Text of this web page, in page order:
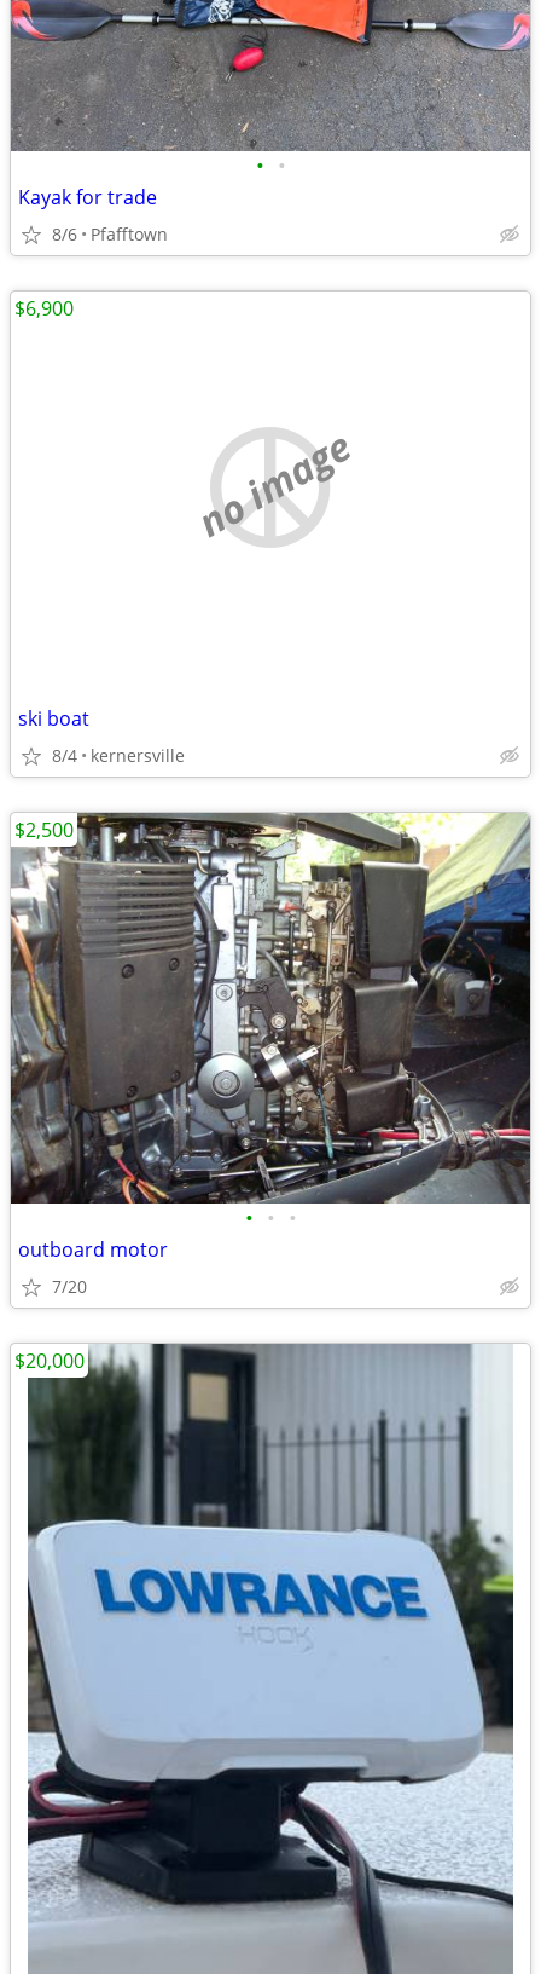
• •
Kayak for trade
8/6 Pfafftown
no image
ski boat
8/4 kernersville
$6,900
• • •
outboard motor
7/20
$2,500
$20,000